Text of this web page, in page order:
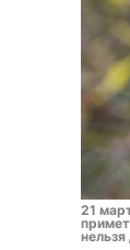
21
нельзя